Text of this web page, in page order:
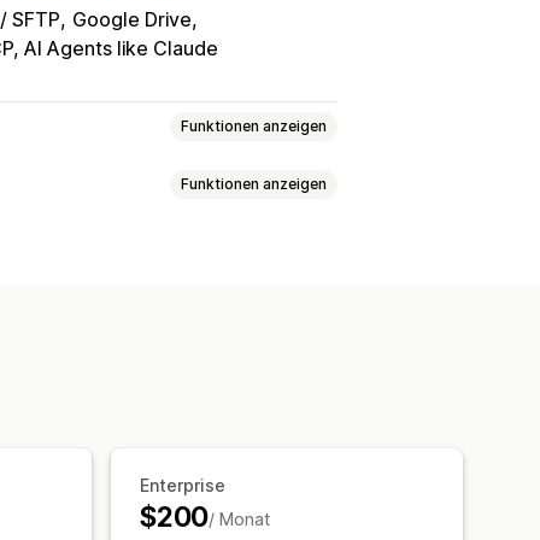
SFTP Google Drive
AI Agents like Claude
Funktionen anzeigen
Funktionen anzeigen
Dateien
Inventar Metafelder
Enterprise
$200/ Monat